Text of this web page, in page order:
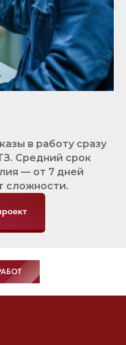
в работу сразу
Средний срок
— от 7 дней
сложности.